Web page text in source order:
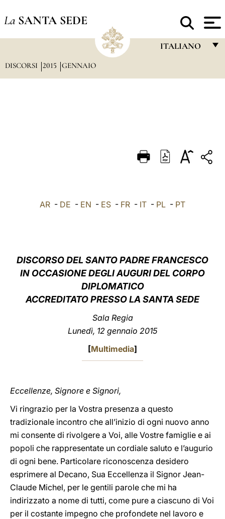
La SANTA SEDE
ITALIANO
DEUTSCH
العربيّة
DISCORSI 2015 GENNAIO
AR - DE - EN - ES - FR - IT - PL - PT
DISCORSO DEL SANTO PADRE FRANCESCO
IN OCCASIONE DEGLI AUGURI DEL CORPO
DIPLOMATICO
ACCREDITATO PRESSO LA SANTA SEDE
Sala Regia
Lunedì, 12 gennaio 2015
[Multimedia]
Eccellenze, Signore e Signori,
Vi ringrazio per la Vostra presenza a questo
tradizionale incontro che all’inizio di ogni nuovo anno
mi consente di rivolgere a Voi, alle Vostre famiglie e ai
popoli che rappresentate un cordiale saluto e l’augurio
di ogni bene. Particolare riconoscenza desidero
esprimere al Decano, Sua Eccellenza il Signor Jean-
Claude Michel, per le gentili parole che mi ha
indirizzato a nome di tutti, come pure a ciascuno di Voi
per il costante impegno che profondete nel lavoro e